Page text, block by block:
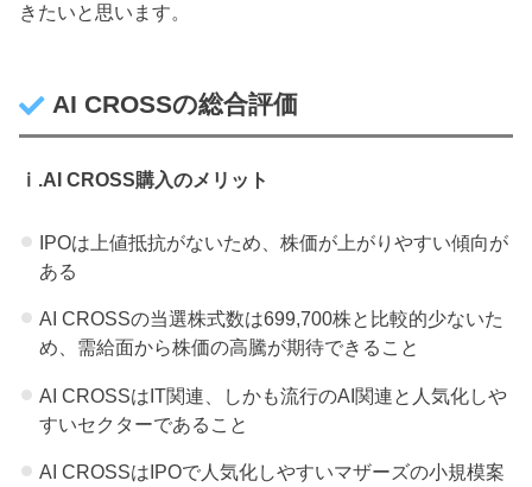
きたいと思います。
AI CROSSの総合評価
ⅰ.AI CROSS購入のメリット
IPOは上値抵抗がないため、株価が上がりやすい傾向が
ある
AI CROSSの当選株式数は699,700株と比較的少ないた
め、需給面から株価の高騰が期待できること
AI CROSSはIT関連、しかも流行のAI関連と人気化しや
すいセクターであること
AI CROSSはIPOで人気化しやすいマザーズの小規模案